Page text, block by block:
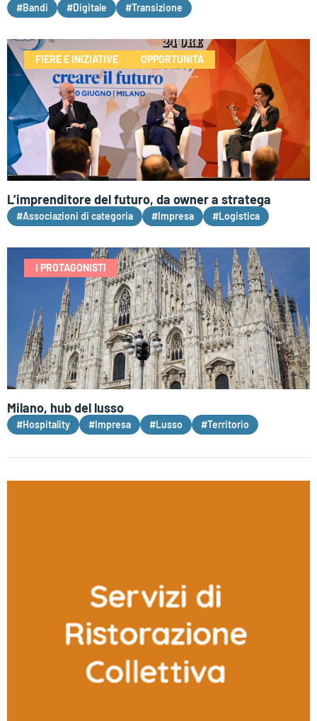
#Bandi #Digitale #Transizione
FIERE E INIZIATIVE OPPORTUNITÀ
L’imprenditore del futuro, da owner a stratega
#Associazioni di categoria #Impresa #Logistica
I PROTAGONISTI
Milano, hub del lusso
#Hospitality #Impresa #Lusso #Territorio